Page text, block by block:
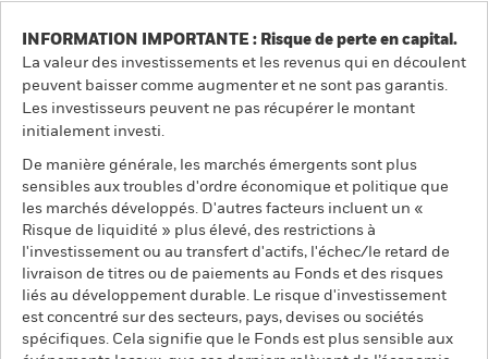
INFORMATION IMPORTANTE : Risque de perte en capital.
La valeur des investissements et les revenus qui en découlent
peuvent baisser comme augmenter et ne sont pas garantis.
Les investisseurs peuvent ne pas récupérer le montant
initialement investi.
De manière générale, les marchés émergents sont plus
sensibles aux troubles d'ordre économique et politique que
les marchés développés. D'autres facteurs incluent un «
Risque de liquidité » plus élevé, des restrictions à
l'investissement ou au transfert d'actifs, l'échec/le retard de
livraison de titres ou de paiements au Fonds et des risques
liés au développement durable. Le risque d'investissement
est concentré sur des secteurs, pays, devises ou sociétés
spécifiques. Cela signifie que le Fonds est plus sensible aux